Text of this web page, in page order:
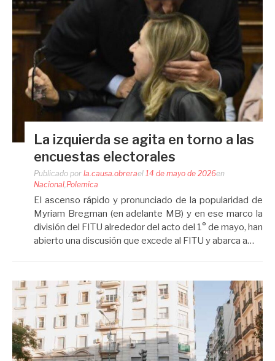
La izquierda se agita en torno a las
encuestas electorales
Publicado por la.causa.obrerael 14 de mayo de 2026en
Nacional,Polemica
El ascenso rápido y pronunciado de la popularidad de
Myriam Bregman (en adelante MB) y en ese marco la
división del FITU alrededor del acto del 1° de mayo, han
abierto una discusión que excede al FITU y abarca a…